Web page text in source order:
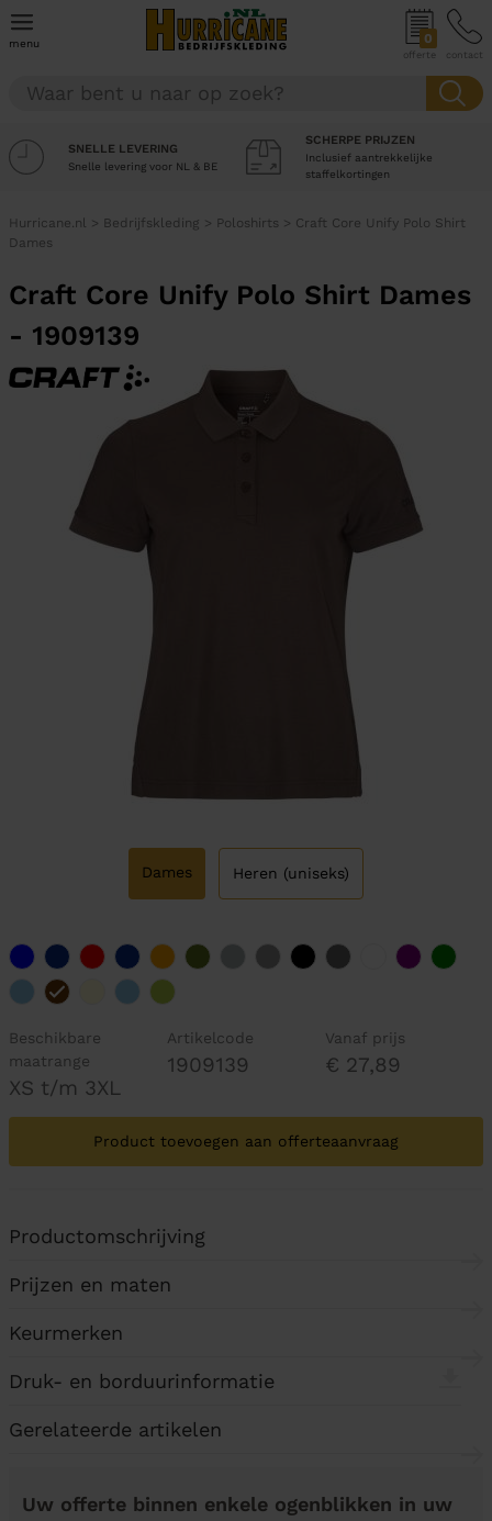
menu 0
offerte contact
SNELLE LEVERING
Snelle levering voor NL & BE
SCHERPE PRIJZEN
Inclusief aantrekkelijke
staffelkortingen
Hurricane.nl > Bedrijfskleding > Poloshirts > Craft Core Unify Polo Shirt
Dames
Craft Core Unify Polo Shirt Dames
- 1909139
Dames Heren (uniseks)
Beschikbare
maatrange
XS t/m 3XL
Artikelcode
1909139
Vanaf prijs
€ 27,89
Product toevoegen aan offerteaanvraag
Productomschrijving
Prijzen en maten
Keurmerken
Druk- en borduurinformatie
Gerelateerde artikelen
Uw offerte binnen enkele ogenblikken in uw